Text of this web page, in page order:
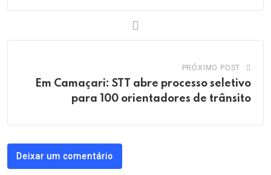
PRÓXIMO POST
Em Camaçari: STT abre processo seletivo
para 100 orientadores de trânsito
Deixar um comentário